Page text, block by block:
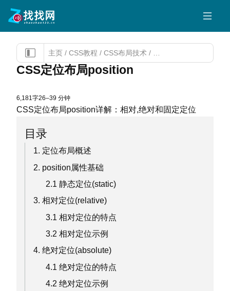
主页 / CSS教程 / CSS布局技术 /
CSS定位布局position
6,181字26–39 分钟
CSS定位布局position详解：相对,绝对和固定定位
目录
1. 定位布局概述
2. position属性基础
2.1 静态定位(static)
3. 相对定位(relative)
3.1 相对定位的特点
3.2 相对定位示例
4. 绝对定位(absolute)
4.1 绝对定位的特点
4.2 绝对定位示例